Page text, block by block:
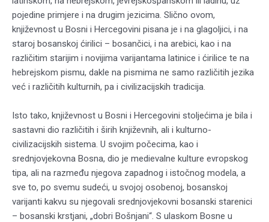
pojedine primjere i na drugim jezicima. Slično ovom,
književnost u Bosni i Hercegovini pisana je i na glagoljici, i na
staroj bosanskoj ćirilici – bosančici, i na arebici, kao i na
različitim starijim i novijima varijantama latinice i ćirilice te na
hebrejskom pismu, dakle na pismima ne samo različitih jezika
već i različitih kulturnih, pa i civilizacijskih tradicija.
Isto tako, književnost u Bosni i Hercegovini stoljećima je bila i
sastavni dio različitih i širih književnih, ali i kulturno-
civilizacijskih sistema. U svojim počecima, kao i
srednjovjekovna Bosna, dio je medievalne kulture evropskog
tipa, ali na razmeđu njegova zapadnog i istočnog modela, a
sve to, po svemu sudeći, u svojoj osobenoj, bosanskoj
varijanti kakvu su njegovali srednjovjekovni bosanski starenici
– bosanski krstjani, „dobri Bošnjani“. S ulaskom Bosne u